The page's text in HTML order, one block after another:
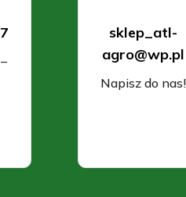
sklep_atl-
agro@wp.pl
Napisz do nas!